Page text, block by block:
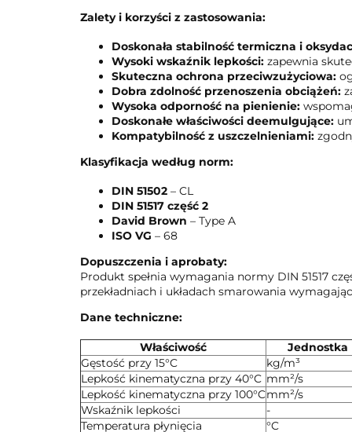
Zalety i korzyści z zastosowania:
Doskonała stabilność termiczna i
Wysoki wskaźnik lepkości: zapewnia
Skuteczna ochrona przeciwzużyciowa:
Dobra zdolność przenoszenia obciążeń:
Wysoka odporność na pienienie:
Doskonałe właściwości deemulgujące:
Kompatybilność z uszczelnieniami:
Klasyfikacja według norm:
DIN 51502 – CL
DIN 51517 część 2
David Brown – Type A
ISO VG – 68
Dopuszczenia i aprobaty:
Produkt spełnia wymagania normy DIN 51517
przekładniach i układach smarowania
Dane techniczne:
Właściwość
Jednostka
Gęstość przy 15°C
kg/m³
Lepkość kinematyczna przy 40°C mm²/s
Lepkość kinematyczna przy 100°Cmm²/s
Wskaźnik lepkości
-
Temperatura płynięcia
°C